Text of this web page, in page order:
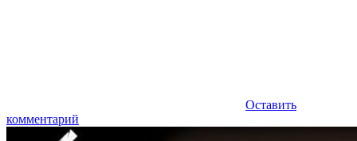
Оставить
комментарий